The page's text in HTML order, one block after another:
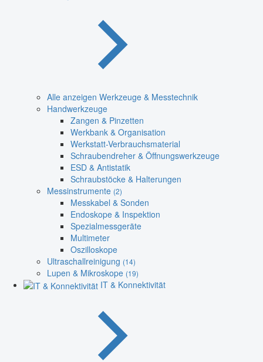
Alle anzeigen Werkzeuge & Messtechnik
Handwerkzeuge
Zangen & Pinzetten
Werkbank & Organisation
Werkstatt-Verbrauchsmaterial
Schraubendreher & Öffnungswerkzeuge
ESD & Antistatik
Schraubstöcke & Halterungen
Messinstrumente (2)
Messkabel & Sonden
Endoskope & Inspektion
Spezialmessgeräte
Multimeter
Oszilloskope
Ultraschallreinigung (14)
Lupen & Mikroskope (19)
IT & Konnektivität